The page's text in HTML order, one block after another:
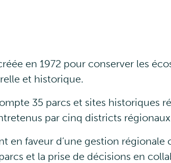
en 1972 pour conserver les
et historique.
35 parcs et sites historiques
par cinq districts
en faveur d’une gestion
et la prise de décisions en